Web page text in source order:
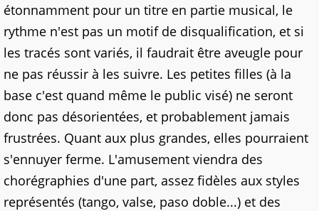
étonnamment pour un titre en partie musical, le
rythme n'est pas un motif de disqualification, et si
les tracés sont variés, il faudrait être aveugle pour
ne pas réussir à les suivre. Les petites filles (à la
base c'est quand même le public visé) ne seront
donc pas désorientées, et probablement jamais
frustrées. Quant aux plus grandes, elles pourraient
s'ennuyer ferme. L'amusement viendra des
chorégraphies d'une part, assez fidèles aux styles
représentés (tango, valse, paso doble...) et des